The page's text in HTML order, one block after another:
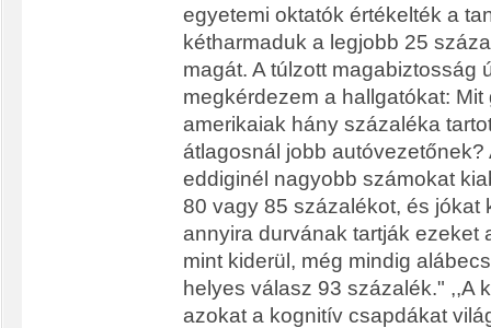
egyetemi oktatók értékelték a
kétharmaduk a legjobb 25
magát. A túlzott magabiztosság
megkérdezem a hallgatókat:
amerikaiak hány százaléka
átlagosnál jobb
eddiginél nagyobb számokat
80 vagy 85 százalékot, és jókat
annyira durvának tartják ezeket
mint kiderül, még mindig
helyes válasz 93 százalék." ,,A
azokat a kognitív csapdákat